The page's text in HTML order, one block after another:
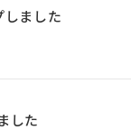
ました
した